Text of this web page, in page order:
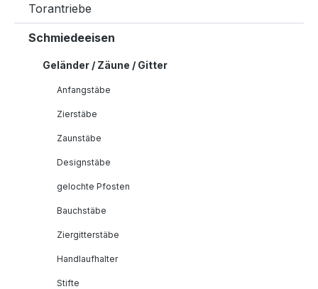
Torantriebe
Schmiedeeisen
Geländer / Zäune / Gitter
Anfangstäbe
Zierstäbe
Zaunstäbe
Designstäbe
gelochte Pfosten
Bauchstäbe
Ziergitterstäbe
Handlaufhalter
Stifte